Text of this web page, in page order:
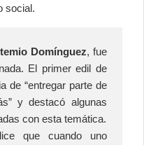
social.
Domínguez, fue
El primer edil de
de “entregar parte de
y destacó algunas
con esta temática.
que cuando uno